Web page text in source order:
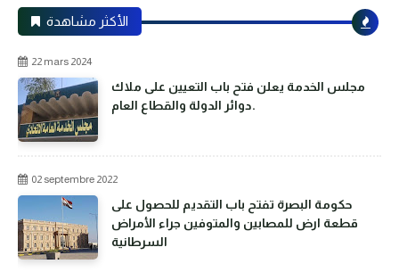
الأكثر مشاهدة
22 mars 2024
مجلس الخدمة يعلن فتح باب التعيين على ملاك
دوائر الدولة والقطاع العام.
02 septembre 2022
حكومة البصرة تفتح باب التقديم للحصول على
قطعة ارض للمصابين والمتوفين جراء الأمراض
السرطانية